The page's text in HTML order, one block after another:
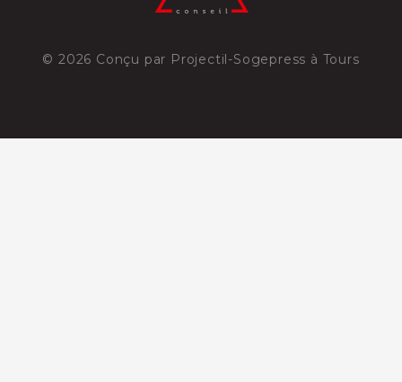
© 2026 Conçu par Projectil-Sogepress à Tours